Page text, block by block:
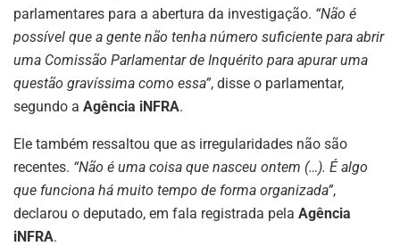
parlamentares para a abertura da investigação. “Não é
possível que a gente não tenha número suficiente para abrir
uma Comissão Parlamentar de Inquérito para apurar uma
questão gravíssima como essa”, disse o parlamentar,
segundo a Agência iNFRA.
Ele também ressaltou que as irregularidades não são
recentes. “Não é uma coisa que nasceu ontem (…). É algo
que funciona há muito tempo de forma organizada”,
declarou o deputado, em fala registrada pela Agência
iNFRA.
ASSINE NOSSA